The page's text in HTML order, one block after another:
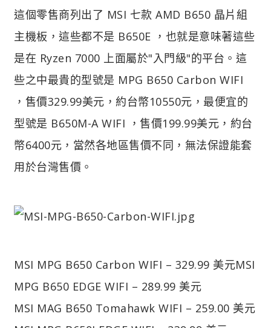
這個零售商列出了 MSI 七款 AMD B650 晶片組
主機板，這些都不是 B650E ，也就是意味著這些
是在 Ryzen 7000 上面屬於"入門級"的平台。這
些之中最貴的型號是 MPG B650 Carbon WIFI
，售價329.99美元，約台幣10550元，最便宜的
型號是 B650M-A WIFI ，售價199.99美元，約台
幣6400元，當然各地區售價不同，無法保證能套
用於台灣售價。
MSI MPG B650 Carbon WIFI – 329.99 美元MSI
MPG B650 EDGE WIFI – 289.99 美元
MSI MAG B650 Tomahawk WIFI – 259.00 美元